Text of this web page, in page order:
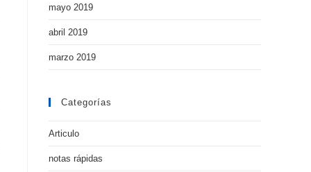
mayo 2019
abril 2019
marzo 2019
Categorías
Articulo
notas rápidas